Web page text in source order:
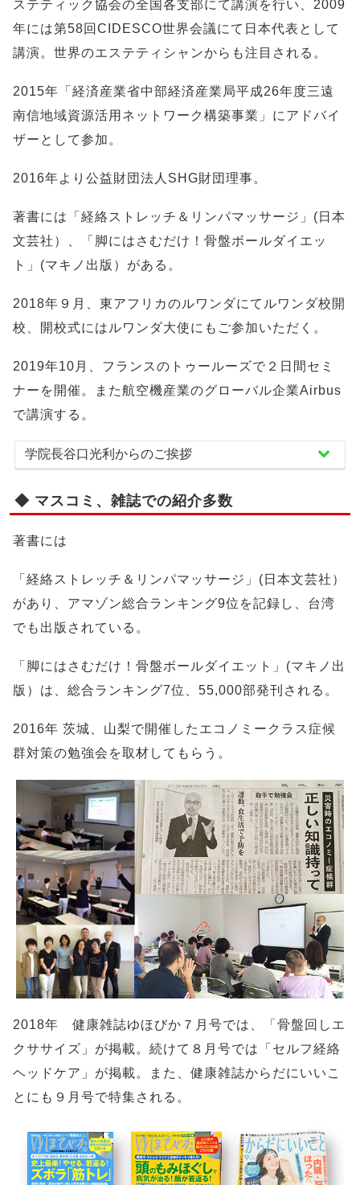
ステティック協会の全国各支部にて講演を行い、2009
年には第58回CIDESCO世界会議にて日本代表として
講演。世界のエステティシャンからも注目される。
2015年「経済産業省中部経済産業局平成26年度三遠
南信地域資源活用ネットワーク構築事業」にアドバイ
ザーとして参加。
2016年より公益財団法人SHG財団理事。
著書には「経絡ストレッチ＆リンパマッサージ」(日本
文芸社）、「脚にはさむだけ！骨盤ボールダイエッ
ト」(マキノ出版）がある。
2018年９月、東アフリカのルワンダにてルワンダ校開
校、開校式にはルワンダ大使にもご参加いただく。
2019年10月、フランスのトゥールーズで２日間セミ
ナーを開催。また航空機産業のグローバル企業Airbus
で講演する。
学院長谷口光利からのご挨拶
◆ マスコミ、雑誌での紹介多数
著書には
「経絡ストレッチ＆リンパマッサージ」(日本文芸社）
があり、アマゾン総合ランキング9位を記録し、台湾
でも出版されている。
「脚にはさむだけ！骨盤ボールダイエット」(マキノ出
版）は、総合ランキング7位、55,000部発刊される。
2016年 茨城、山梨で開催したエコノミークラス症候
群対策の勉強会を取材してもらう。
2018年 健康雑誌ゆほびか７月号では、「骨盤回しエ
クササイズ」が掲載。続けて８月号では「セルフ経絡
ヘッドケア」が掲載。また、健康雑誌からだにいいこ
とにも９月号で特集される。